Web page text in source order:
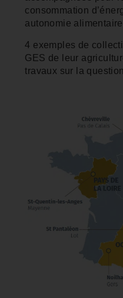
consommation
autonomie
4 exemples de
GES de leur
travaux sur la